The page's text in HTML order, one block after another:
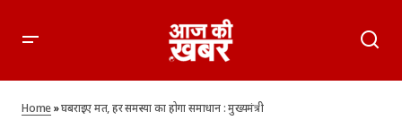
घबराइए मत, हर समस्या का होगा समाधान : मुख्यमंत्री
Home»घबराइए मत, हर समस्या का होगा समाधान : मुख्यमंत्री